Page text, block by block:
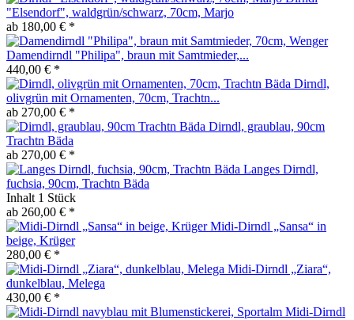
"Elsendorf", waldgrün/schwarz, 70cm, Marjo
ab 180,00 € *
Damendirndl "Philipa", braun mit Samtmieder,...
440,00 € *
Dirndl,
olivgrün mit Ornamenten, 70cm, Trachtn...
ab 270,00 € *
Dirndl, graublau, 90cm
Trachtn Bäda
ab 270,00 € *
Langes Dirndl,
fuchsia, 90cm, Trachtn Bäda
Inhalt 1 Stück
ab 260,00 € *
Midi-Dirndl „Sansa“ in
beige, Krüger
280,00 € *
Midi-Dirndl „Ziara“,
dunkelblau, Melega
430,00 € *
Midi-Dirndl